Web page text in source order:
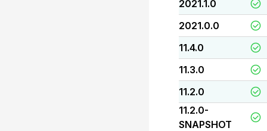
2021.1.0
2021.0.0
11.4.0
11.3.0
11.2.0
11.2.0-
SNAPSHOT